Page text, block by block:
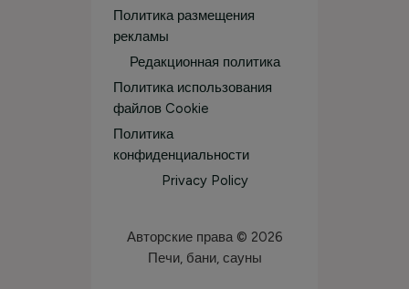
Политика размещения
рекламы
Редакционная политика
Политика использования
файлов Cookie
Политика
конфиденциальности
Privacy Policy
Авторские права © 2026
Печи, бани, сауны